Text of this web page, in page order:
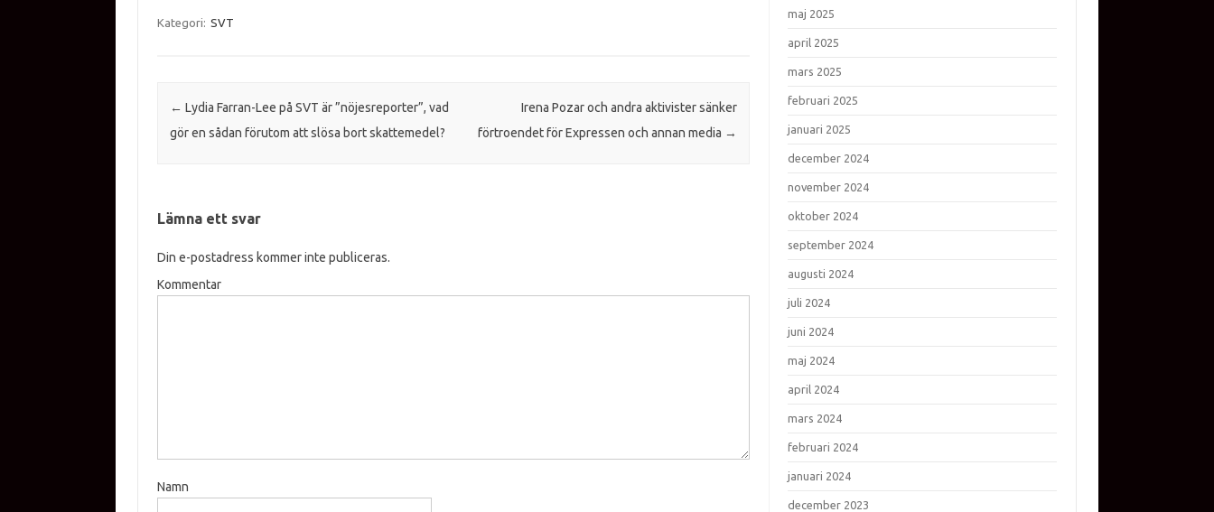
Kategori: SVT
Inläggsnavigering
← Lydia Farran-Lee på SVT är ”nöjesreporter”, vad
gör en sådan förutom att slösa bort skattemedel?
Irena Pozar och andra aktivister sänker
förtroendet för Expressen och annan media →
Lämna ett svar
Din e-postadress kommer inte publiceras.
Kommentar
Namn
maj 2025
april 2025
mars 2025
februari 2025
januari 2025
december 2024
november 2024
oktober 2024
september 2024
augusti 2024
juli 2024
juni 2024
maj 2024
april 2024
mars 2024
februari 2024
januari 2024
december 2023